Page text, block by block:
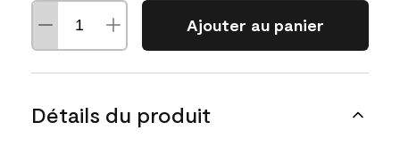
Ajouter au panier
Détails du produit